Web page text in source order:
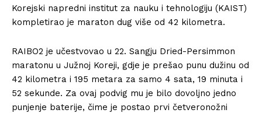
Korejski napredni institut za nauku i tehnologiju (KAIST)
kompletirao je maraton dug više od 42 kilometra.
RAIBO2 je učestvovao u 22. Sangju Dried-Persimmon
maratonu u Južnoj Koreji, gdje je prešao punu dužinu od
42 kilometra i 195 metara za samo 4 sata, 19 minuta i
52 sekunde. Za ovaj podvig mu je bilo dovoljno jedno
punjenje baterije, čime je postao prvi četveronožni